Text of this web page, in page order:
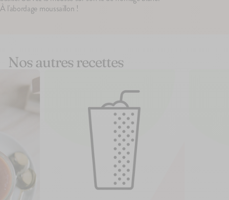
À l'abordage moussaillon !
Nos autres recettes